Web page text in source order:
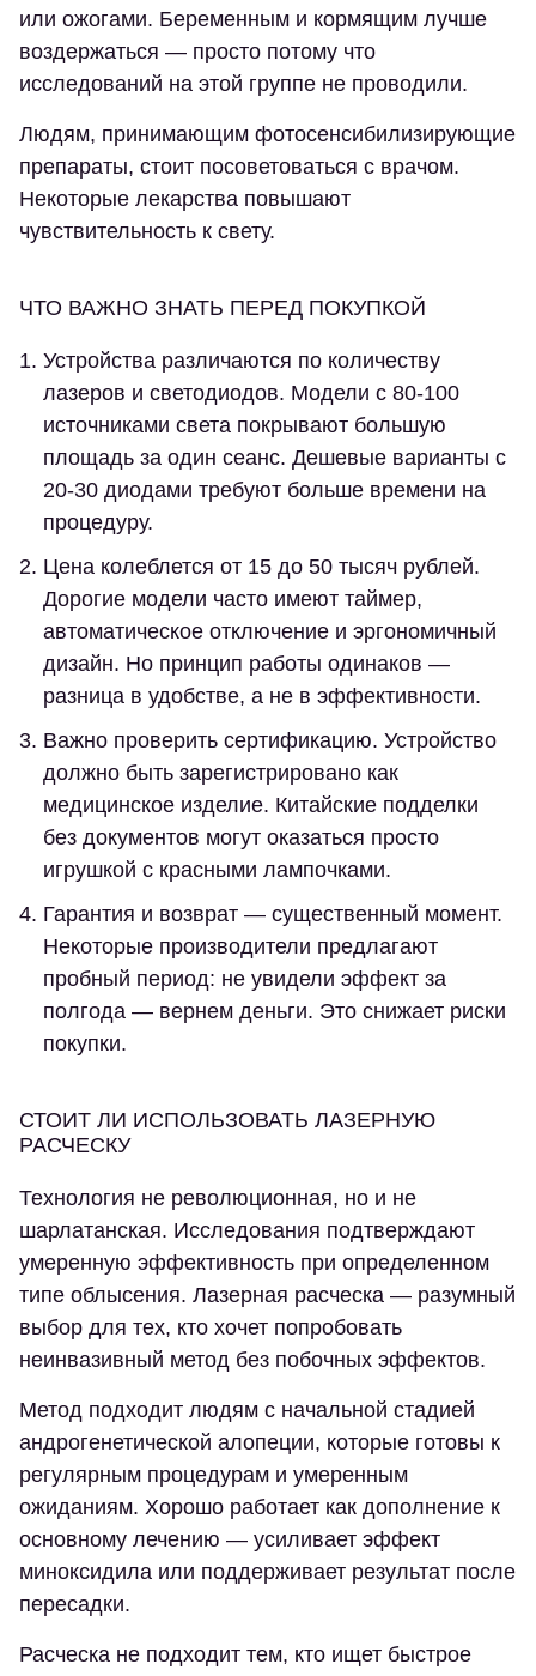
или ожогами. Беременным и кормящим лучше
воздержаться — просто потому что
исследований на этой группе не проводили.
Людям, принимающим фотосенсибилизирующие
препараты, стоит посоветоваться с врачом.
Некоторые лекарства повышают
чувствительность к свету.
ЧТО ВАЖНО ЗНАТЬ ПЕРЕД ПОКУПКОЙ
Устройства различаются по количеству
лазеров и светодиодов. Модели с 80-100
источниками света покрывают большую
площадь за один сеанс. Дешевые варианты с
20-30 диодами требуют больше времени на
процедуру.
Цена колеблется от 15 до 50 тысяч рублей.
Дорогие модели часто имеют таймер,
автоматическое отключение и эргономичный
дизайн. Но принцип работы одинаков —
разница в удобстве, а не в эффективности.
Важно проверить сертификацию. Устройство
должно быть зарегистрировано как
медицинское изделие. Китайские подделки
без документов могут оказаться просто
игрушкой с красными лампочками.
Гарантия и возврат — существенный момент.
Некоторые производители предлагают
пробный период: не увидели эффект за
полгода — вернем деньги. Это снижает риски
покупки.
СТОИТ ЛИ ИСПОЛЬЗОВАТЬ ЛАЗЕРНУЮ
РАСЧЕСКУ
Технология не революционная, но и не
шарлатанская. Исследования подтверждают
умеренную эффективность при определенном
типе облысения. Лазерная расческа — разумный
выбор для тех, кто хочет попробовать
неинвазивный метод без побочных эффектов.
Метод подходит людям с начальной стадией
андрогенетической алопеции, которые готовы к
регулярным процедурам и умеренным
ожиданиям. Хорошо работает как дополнение к
основному лечению — усиливает эффект
миноксидила или поддерживает результат после
пересадки.
Расческа не подходит тем, кто ищет быстрое